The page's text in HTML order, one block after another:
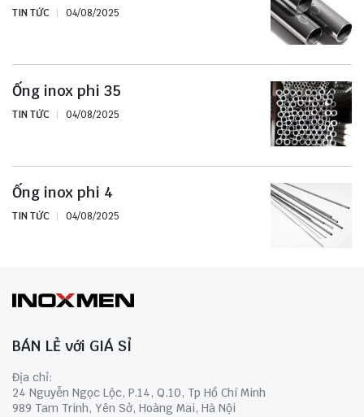
TIN TỨC 04/08/2025
Ống inox phi 35
TIN TỨC 04/08/2025
Ống inox phi 4
TIN TỨC 04/08/2025
BÁN LẺ với GIÁ SỈ
Địa chỉ:
24 Nguyễn Ngọc Lộc, P.14, Q.10, Tp Hồ Chí Minh
989 Tam Trinh, Yên Sở, Hoàng Mai, Hà Nội